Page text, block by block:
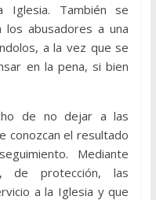
También se
abusadores a una
a la vez que se
en la pena, si bien
de no dejar a las
conozcan el resultado
Mediante
de protección, las
a la Iglesia y que